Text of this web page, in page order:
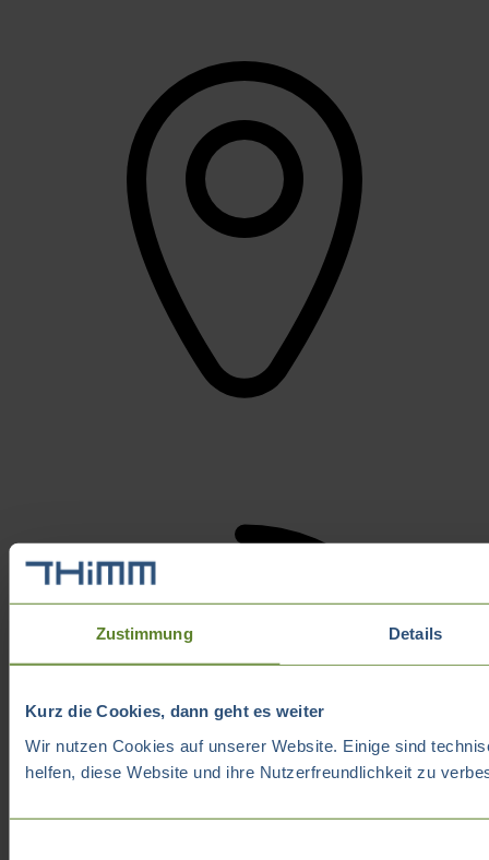
Zustimmung Details
Kurz die Cookies, dann geht es weiter
Wir nutzen Cookies auf unserer Website. Einige sind
helfen, diese Website und ihre Nutzerfreundlichkeit zu